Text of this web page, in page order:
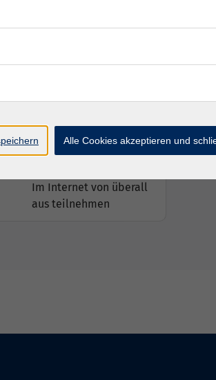
aus teilnehmen
Im Internet von überall
aus teilnehmen
Im Internet von überall
aus teilnehmen
Alle Cookies akzeptieren und